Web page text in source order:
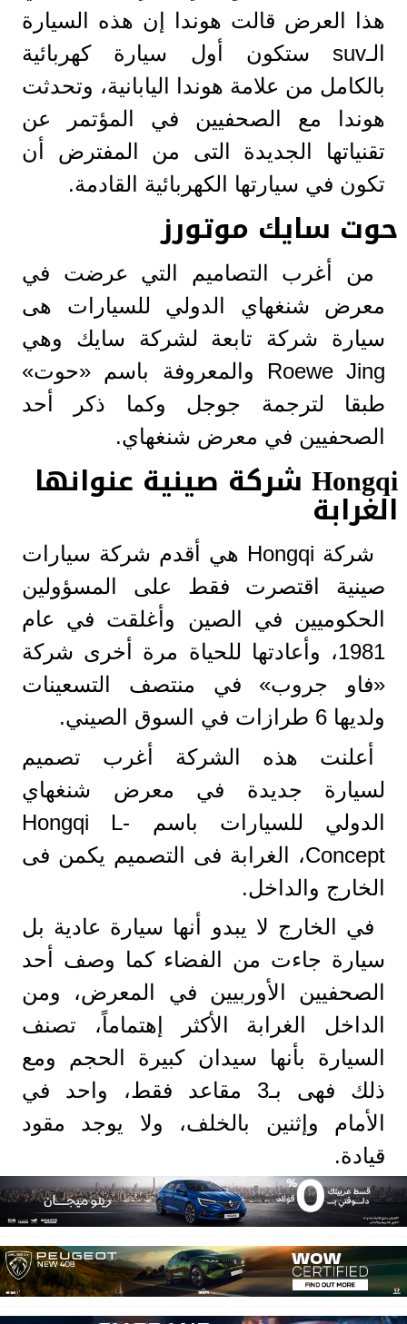
هذا العرض قالت هوندا إن هذه السيارة
الـsuv ستكون أول سيارة كهربائية
بالكامل من علامة هوندا اليابانية، وتحدثت
هوندا مع الصحفيين في المؤتمر عن
تقنياتها الجديدة التى من المفترض أن
تكون في سيارتها الكهربائية القادمة.
حوت سايك موتورز
من أغرب التصاميم التي عرضت في
معرض شنغهاي الدولي للسيارات هى
سيارة شركة تابعة لشركة سايك وهي
Roewe Jing والمعروفة باسم «حوت»
طبقا لترجمة جوجل وكما ذكر أحد
الصحفيين في معرض شنغهاي.
Hongqi شركة صينية عنوانها
الغرابة
شركة Hongqi هي أقدم شركة سيارات
صينية اقتصرت فقط على المسؤولين
الحكوميين في الصين وأغلقت في عام
1981، وأعادتها للحياة مرة أخرى شركة
«فاو جروب» في منتصف التسعينات
ولديها 6 طرازات في السوق الصيني.
أعلنت هذه الشركة أغرب تصميم
لسيارة جديدة في معرض شنغهاي
الدولي للسيارات باسم Hongqi L-
Concept، الغرابة فى التصميم يكمن فى
الخارج والداخل.
في الخارج لا يبدو أنها سيارة عادية بل
سيارة جاءت من الفضاء كما وصف أحد
الصحفيين الأوربيين في المعرض، ومن
الداخل الغرابة الأكثر إهتماماً، تصنف
السيارة بأنها سيدان كبيرة الحجم ومع
ذلك فهى بـ3 مقاعد فقط، واحد في
الأمام وإثنين بالخلف، ولا يوجد مقود
قيادة.